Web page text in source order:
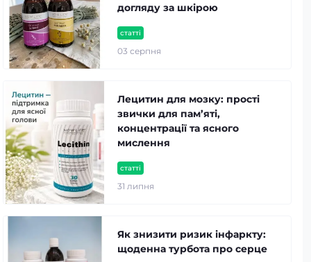
статті
03 серпня
догляду за шкірою
статті
31 липня
Лецитин для мозку: прості
звички для пам’яті,
концентрації та ясного
мислення
Як знизити ризик інфаркту:
щоденна турбота про серце